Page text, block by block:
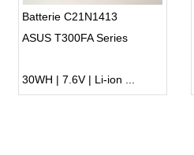
Batterie C21N1413
ASUS T300FA Series
30WH | 7.6V | Li-ion ...